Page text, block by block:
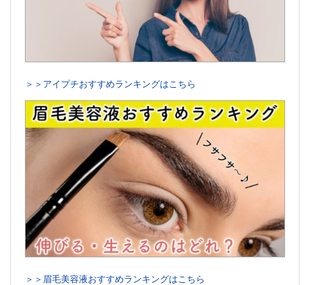
＞＞アイプチおすすめランキングはこちら
＞＞眉毛美容液おすすめランキングはこちら